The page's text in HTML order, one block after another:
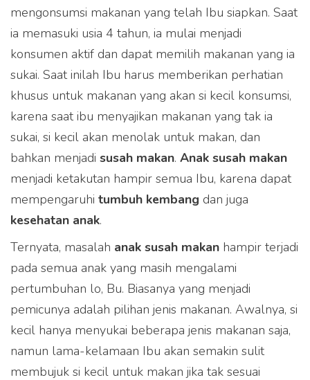
mengonsumsi makanan yang telah Ibu siapkan. Saat
ia memasuki usia 4 tahun, ia mulai menjadi
konsumen aktif dan dapat memilih makanan yang ia
sukai. Saat inilah Ibu harus memberikan perhatian
khusus untuk makanan yang akan si kecil konsumsi,
karena saat ibu menyajikan makanan yang tak ia
sukai, si kecil akan menolak untuk makan, dan
bahkan menjadi susah makan. Anak susah makan
menjadi ketakutan hampir semua Ibu, karena dapat
mempengaruhi tumbuh kembang dan juga
kesehatan anak.
Ternyata, masalah anak susah makan hampir terjadi
pada semua anak yang masih mengalami
pertumbuhan lo, Bu. Biasanya yang menjadi
pemicunya adalah pilihan jenis makanan. Awalnya, si
kecil hanya menyukai beberapa jenis makanan saja,
namun lama-kelamaan Ibu akan semakin sulit
membujuk si kecil untuk makan jika tak sesuai